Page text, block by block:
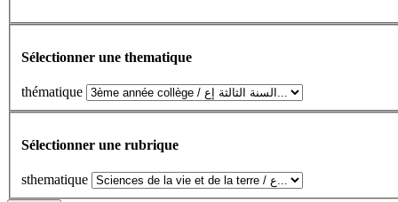
Sélectionner une thematique
thématique
Sélectionner une rubrique
sthematique